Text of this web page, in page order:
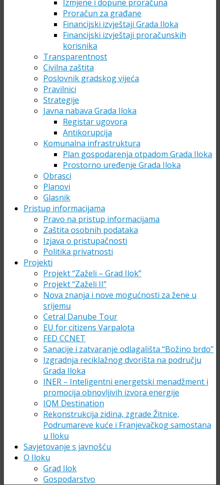
Izmjene i dopune proračuna
Proračun za građane
Financijski izvještaji Grada Iloka
Financijski izvještaji proračunskih
korisnika
Transparentnost
Civilna zaštita
Poslovnik gradskog vijeća
Pravilnici
Strategije
Javna nabava Grada Iloka
Registar ugovora
Antikorupcija
Komunalna infrastruktura
Plan gospodarenja otpadom Grada Iloka
Prostorno uređenje Grada Iloka
Obrasci
Planovi
Glasnik
Pristup informacijama
Pravo na pristup informacijama
Zaštita osobnih podataka
Izjava o pristupačnosti
Politika privatnosti
Projekti
Projekt “Zaželi – Grad Ilok”
Projekt “Zaželi II”
Nova znanja i nove mogućnosti za žene u
srijemu
Cetral Danube Tour
EU for citizens Varpalota
FED CCNET
Sanacije i zatvaranje odlagališta “Božino brdo”
Izgradnja reciklažnog dvorišta na području
Grada Iloka
INER – Inteligentni energetski menadžment i
promocija obnovljivih izvora energije
IQM Destination
Rekonstrukcija zidina, zgrade Žitnice,
Podrumareve kuće i Franjevačkog samostana
u Iloku
Savjetovanje s javnošću
O Iloku
Grad Ilok
Gospodarstvo